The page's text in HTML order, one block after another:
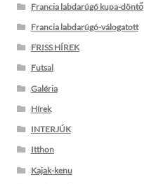
Francia labdarúgó kupa-döntő
Francia labdarúgó-válogatott
FRISS HÍREK
Futsal
Galéria
Hírek
INTERJÚK
Itthon
Kajak-kenu